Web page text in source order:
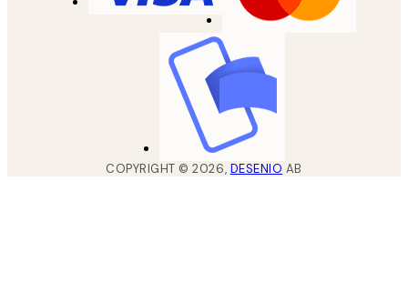
COPYRIGHT ©2026, DESENIO AB